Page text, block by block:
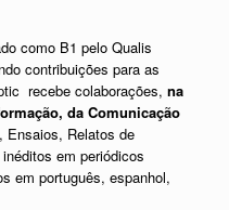
como B1 pelo Qualis
contribuições para as
recebe colaborações, na
da Comunicação
Ensaios, Relatos de
em periódicos
em português, espanhol,